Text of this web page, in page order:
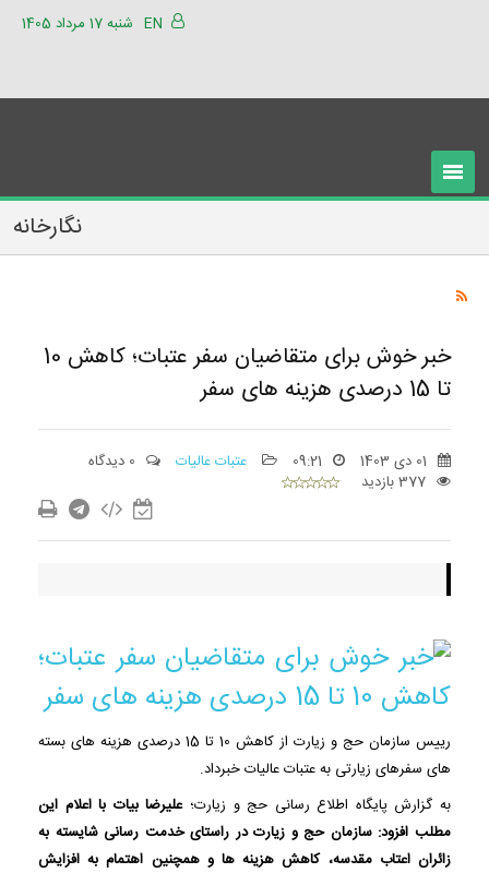
شنبه 17 مرداد 1405 EN
نگارخانه
خبر خوش برای متقاضیان سفر عتبات؛ کاهش 10
تا 15 درصدی هزینه های سفر
01 دی 1403 09:21 عتبات عالیات
0 دیدگاه
377 بازدید
رییس سازمان حج و زیارت از کاهش 10 تا 15 درصدی هزینه های بسته
های سفرهای زیارتی به عتبات عالیات خبرداد.
به گزارش پایگاه اطلاع رسانی حج و زیارت؛علیرضا بیات با اعلام این
مطلب افزود: سازمان حج و زیارت در راستای خدمت رسانی شایسته به
زائران اعتاب مقدسه، کاهش هزینه ها و همچنین اهتمام به افزایش